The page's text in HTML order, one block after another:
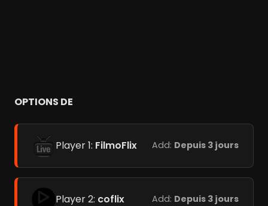
OPTIONS DE
Player 1: FilmoFlix Add: Depuis 3 jours
Player 2: coflix Add: Depuis 3 jours